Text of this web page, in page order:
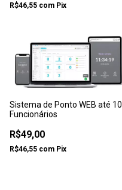
R$46,55 com Pix
Sistema de Ponto WEB até 10
Funcionários
R$49,00
R$46,55 com Pix